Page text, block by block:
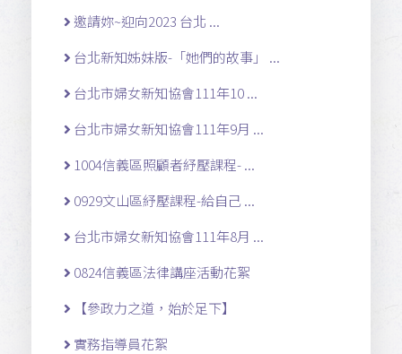
邀請妳~迎向2023 台北 ...
台北新知姊妹版-「她們的故事」 ...
台北市婦女新知協會111年10 ...
台北市婦女新知協會111年9月 ...
1004信義區照顧者紓壓課程- ...
0929文山區紓壓課程-給自己 ...
台北市婦女新知協會111年8月 ...
0824信義區法律講座活動花絮
【參政力之道，始於足下】
實務指導員花絮